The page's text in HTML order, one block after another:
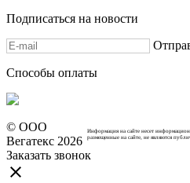
Подписаться на новости
Cпособы оплаты
© ООО
Вегатекс 2026
Информация на сайте несет
размещенные на сайте, не являются
Заказать звонок
close